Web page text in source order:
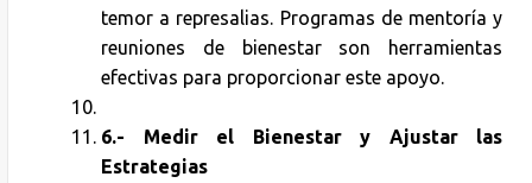
temor a represalias. Programas de mentoría y
reuniones de bienestar son herramientas
efectivas para proporcionar este apoyo.
6.- Medir el Bienestar y Ajustar las
Estrategias